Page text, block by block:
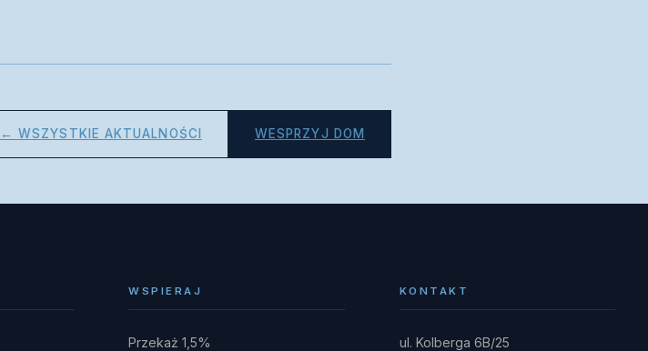
← WSZYSTKIE AKTUALNOŚCI WESPRZYJ DOM
WSPIERAJ
Przekaż 1,5%
KONTAKT
ul. Kolberga 6B/25